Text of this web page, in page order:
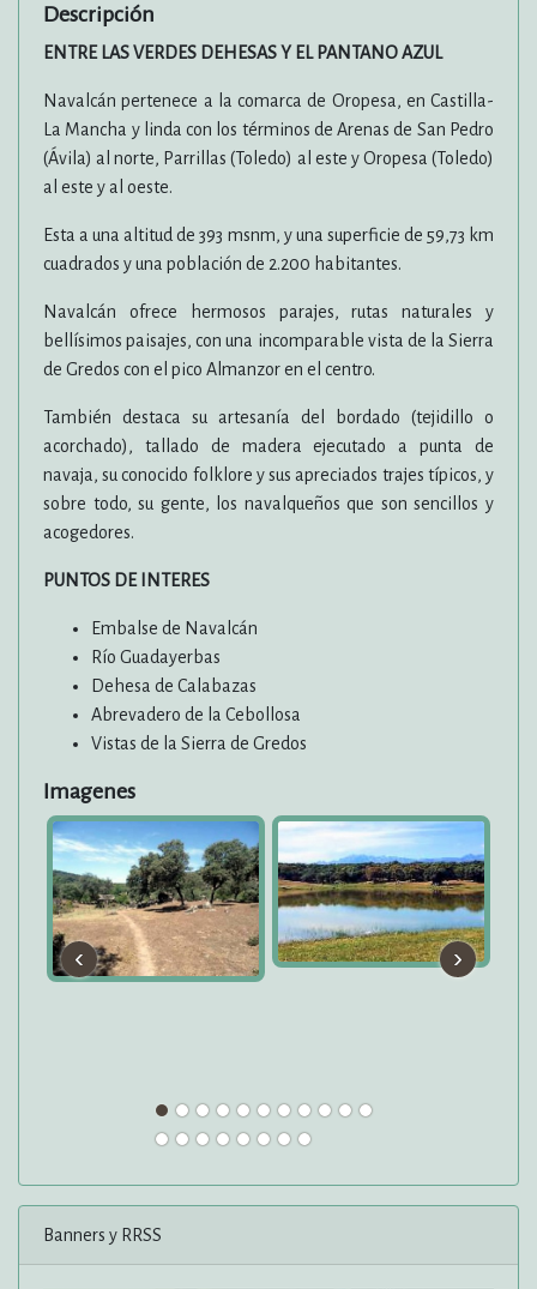
Descripción
ENTRE LAS VERDES DEHESAS Y EL PANTANO AZUL
Navalcán pertenece a la comarca de Oropesa, en Castilla-
La Mancha y linda con los términos de Arenas de San Pedro
(Ávila) al norte, Parrillas (Toledo) al este y Oropesa (Toledo)
al este y al oeste.
Esta a una altitud de 393 msnm, y una superficie de 59,73 km
cuadrados y una población de 2.200 habitantes.
Navalcán ofrece hermosos parajes, rutas naturales y
bellísimos paisajes, con una incomparable vista de la Sierra
de Gredos con el pico Almanzor en el centro.
También destaca su artesanía del bordado (tejidillo o
acorchado), tallado de madera ejecutado a punta de
navaja, su conocido folklore y sus apreciados trajes típicos, y
sobre todo, su gente, los navalqueños que son sencillos y
acogedores.
PUNTOS DE INTERES
Embalse de Navalcán
Río Guadayerbas
Dehesa de Calabazas
Abrevadero de la Cebollosa
Vistas de la Sierra de Gredos
Imagenes
‹ ›
Banners y RRSS